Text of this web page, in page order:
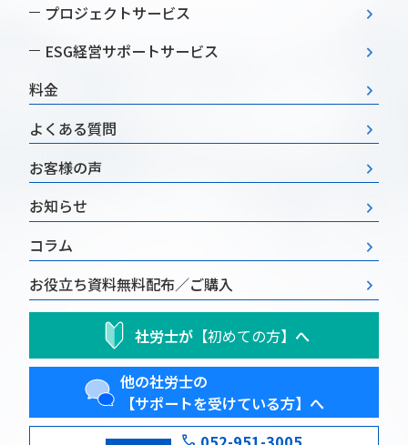
プロジェクトサービス
ESG経営サポートサービス
料金
よくある質問
お客様の声
お知らせ
コラム
お役立ち資料無料配布／ご購入
社労士が【初めての方】 へ
他の社労士の
【サポートを受けている方】へ